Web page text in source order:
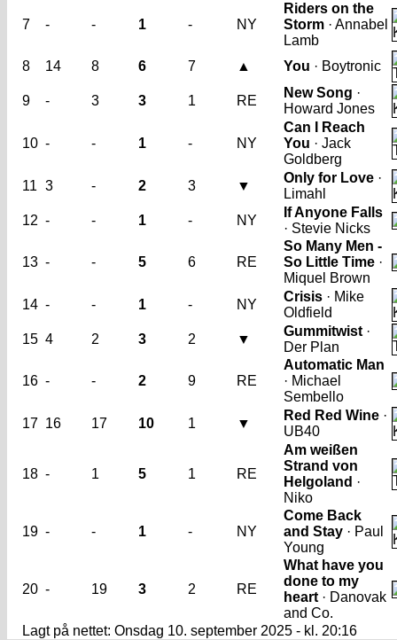
7 - - 1 - NY
Riders on the
Storm · Annabel
Lamb
8
14 8 6 7 ▲ You · Boytronic
9 - 3 3 1 RE
New Song ·
Howard Jones
10 - - 1 - NY
Can I Reach
You · Jack
Goldberg
11 3 - 2 3 ▼
Only for Love ·
Limahl
12 - - 1 - NY
If Anyone Falls
· Stevie Nicks
13 - - 5 6 RE
So Many Men -
So Little Time ·
Miquel Brown
14 - - 1 - NY
Crisis · Mike
Oldfield
15 4 2 3 2 ▼
Gummitwist ·
Der Plan
16 - - 2 9 RE
Automatic Man
· Michael
Sembello
17 16 17 10 1 ▼
Red Red Wine ·
UB40
18 - 1 5 1 RE
Am weißen
Strand von
Helgoland ·
Niko
19 - - 1 - NY
Come Back
and Stay · Paul
Young
20 - 19 3 2 RE
What have you
done to my
heart · Danovak
and Co.
Lagt på nettet: Onsdag 10. september 2025 - kl. 20:16